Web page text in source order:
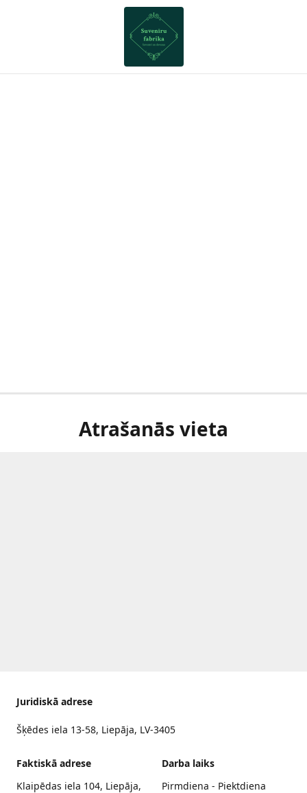
Atrašanās vieta
Juridiskā adrese
Šķēdes iela 13-58, Liepāja, LV-3405
Faktiskā adrese
Klaipēdas iela 104, Liepāja,
Darba laiks
Pirmdiena - Piektdiena